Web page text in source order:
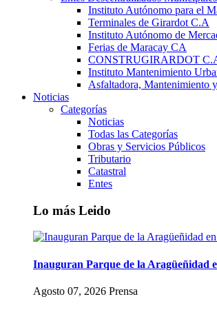
Instituto Autónomo para el
Terminales de Girardot C.A
Instituto Autónomo de
Ferias de Maracay CA
CONSTRUGIRARDOT
Instituto Mantenimiento
Asfaltadora, Mantenimiento
Noticias
Categorías
Noticias
Todas las Categorías
Obras y Servicios Públicos
Tributario
Catastral
Entes
Lo más Leido
Inauguran Parque de la Aragüeñidad
Agosto 07, 2026 Prensa